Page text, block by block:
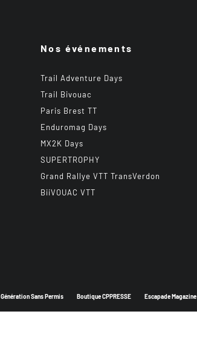
Nos événements
Trail Adventure Days
Trail Bivouac
Paris Brest TT
Enduromag Days
MX2K Days
SUPERTROPHY
Grand Rallye VTT TransVerdon
BiiVOUAC VTT
Génération Sans Permis Boutique CPPRESSE Escapade Magazine